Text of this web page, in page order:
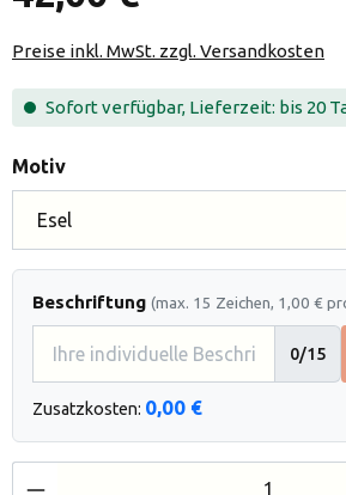
Preise inkl. MwSt. zzgl. Versandkosten
Sofort verfügbar, Lieferzeit: bis 20
Motivauswählen
Beschriftung (max. 15 Zeichen, 1,00 €
0/15
Zusatzkosten: 0,00 €
Produkt Anzahl: Gib den